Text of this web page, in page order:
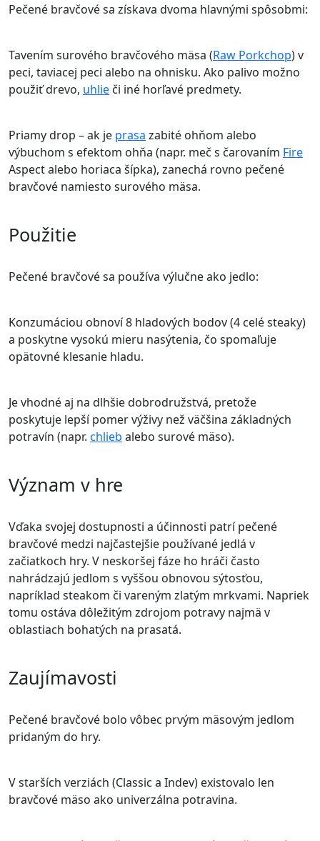
Pečené bravčové sa získava dvoma hlavnými spôsobmi:
Tavením surového bravčového mäsa (Raw Porkchop) v
peci, taviacej peci alebo na ohnisku. Ako palivo možno
použiť drevo, uhlie či iné horľavé predmety.
Priamy drop – ak je prasa zabité ohňom alebo
výbuchom s efektom ohňa (napr. meč s čarovaním Fire
Aspect alebo horiaca šípka), zanechá rovno pečené
bravčové namiesto surového mäsa.
Použitie
Pečené bravčové sa používa výlučne ako jedlo:
Konzumáciou obnoví 8 hladových bodov (4 celé steaky)
a poskytne vysokú mieru nasýtenia, čo spomaľuje
opätovné klesanie hladu.
Je vhodné aj na dlhšie dobrodružstvá, pretože
poskytuje lepší pomer výživy než väčšina základných
potravín (napr. chlieb alebo surové mäso).
Význam v hre
Vďaka svojej dostupnosti a účinnosti patrí pečené
bravčové medzi najčastejšie používané jedlá v
začiatkoch hry. V neskoršej fáze ho hráči často
nahrádzajú jedlom s vyššou obnovou sýtosťou,
napríklad steakom či vareným zlatým mrkvami. Napriek
tomu ostáva dôležitým zdrojom potravy najmä v
oblastiach bohatých na prasatá.
Zaujímavosti
Pečené bravčové bolo vôbec prvým mäsovým jedlom
pridaným do hry.
V starších verziách (Classic a Indev) existovalo len
bravčové mäso ako univerzálna potravina.